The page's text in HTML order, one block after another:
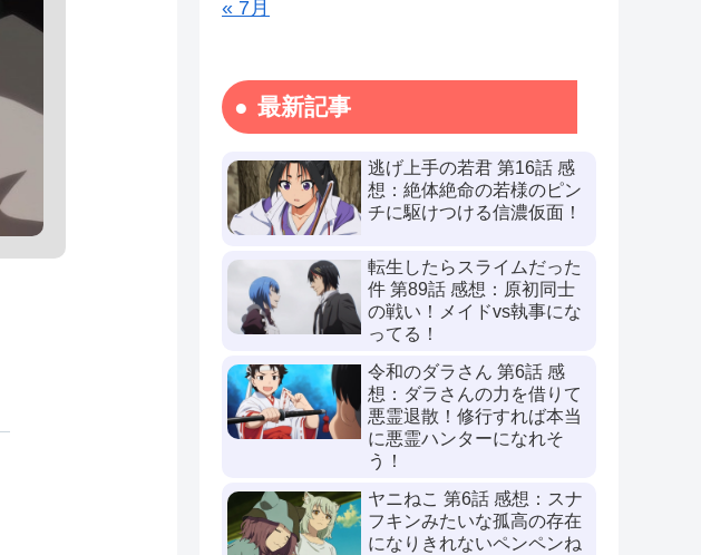
« 7月
最新記事
逃げ上手の若君 第16話 感
想：絶体絶命の若様のピン
チに駆けつける信濃仮面！
転生したらスライムだった
件 第89話 感想：原初同士
の戦い！メイドvs執事にな
ってる！
令和のダラさん 第6話 感
想：ダラさんの力を借りて
悪霊退散！修行すれば本当
に悪霊ハンターになれそ
う！
ヤニねこ 第6話 感想：スナ
フキンみたいな孤高の存在
になりきれないペンペンね